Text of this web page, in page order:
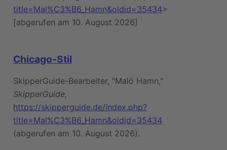
title=Mal%C3%B6_Hamn&oldid=35434>
[abgerufen am 10. August 2026]
Chicago-Stil
SkipperGuide-Bearbeiter, "Malö Hamn,"
SkipperGuide,
https://skipperguide.de/index.php?
title=Mal%C3%B6_Hamn&oldid=35434
(abgerufen am 10. August 2026).